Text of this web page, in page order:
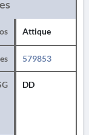
Attique
579853
DD